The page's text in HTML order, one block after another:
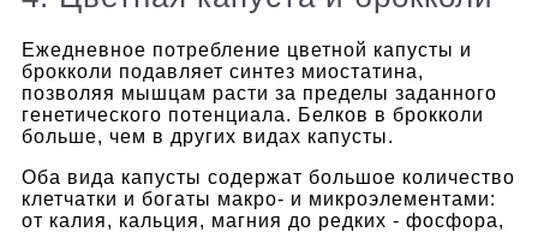
Ежедневное потребление цветной капусты и
брокколи подавляет синтез миостатина,
позволяя мышцам расти за пределы заданного
генетического потенциала. Белков в брокколи
больше, чем в других видах капусты.
Оба вида капусты содержат большое количество
клетчатки и богаты макро- и микроэлементами:
от калия, кальция, магния до редких - фосфора,